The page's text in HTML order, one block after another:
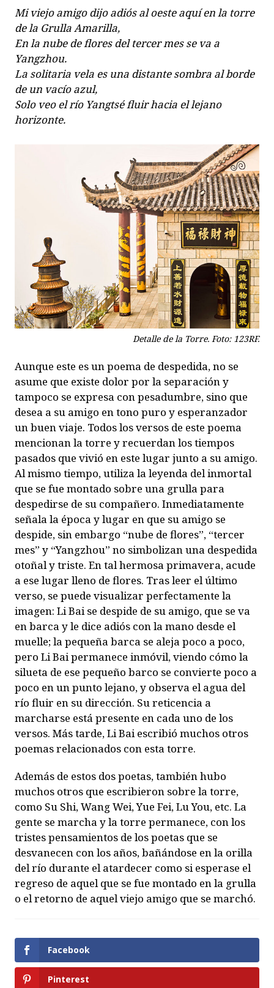
Mi viejo amigo dijo adiós al oeste aquí en la torre
de la Grulla Amarilla,
En la nube de flores del tercer mes se va a
Yangzhou.
La solitaria vela es una distante sombra al borde
de un vacío azul,
Solo veo el río Yangtsé fluir hacia el lejano
horizonte.
Detalle de la Torre. Foto: 123RF.
Aunque este es un poema de despedida, no se
asume que existe dolor por la separación y
tampoco se expresa con pesadumbre, sino que
desea a su amigo en tono puro y esperanzador
un buen viaje. Todos los versos de este poema
mencionan la torre y recuerdan los tiempos
pasados que vivió en este lugar junto a su amigo.
Al mismo tiempo, utiliza la leyenda del inmortal
que se fue montado sobre una grulla para
despedirse de su compañero. Inmediatamente
señala la época y lugar en que su amigo se
despide, sin embargo “nube de flores”, “tercer
mes” y “Yangzhou” no simbolizan una despedida
otoñal y triste. En tal hermosa primavera, acude
a ese lugar lleno de flores. Tras leer el último
verso, se puede visualizar perfectamente la
imagen: Li Bai se despide de su amigo, que se va
en barca y le dice adiós con la mano desde el
muelle; la pequeña barca se aleja poco a poco,
pero Li Bai permanece inmóvil, viendo cómo la
silueta de ese pequeño barco se convierte poco a
poco en un punto lejano, y observa el agua del
río fluir en su dirección. Su reticencia a
marcharse está presente en cada uno de los
versos. Más tarde, Li Bai escribió muchos otros
poemas relacionados con esta torre.
Además de estos dos poetas, también hubo
muchos otros que escribieron sobre la torre,
como Su Shi, Wang Wei, Yue Fei, Lu You, etc. La
gente se marcha y la torre permanece, con los
tristes pensamientos de los poetas que se
desvanecen con los años, bañándose en la orilla
del río durante el atardecer como si esperase el
regreso de aquel que se fue montado en la grulla
o el retorno de aquel viejo amigo que se marchó.
Facebook
Pinterest